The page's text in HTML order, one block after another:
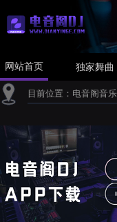
网站首页 独家舞曲
目前位置： 电音阁音